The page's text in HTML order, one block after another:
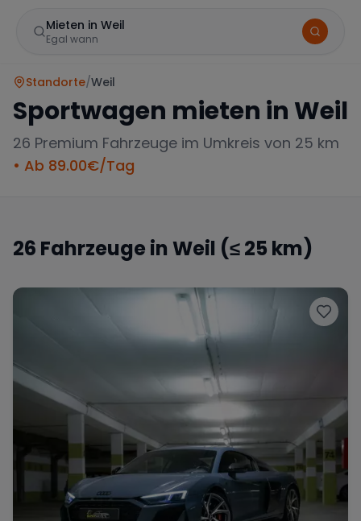
Mieten in Weil
Egal wann
BMW
Lamborghini
McLaren Jaguar
Wann
Zeitraum wählen
Standorte/Weil
Sportwagen mieten in Weil
26 Premium Fahrzeuge im Umkreis von 25 km
• Ab 89.00€/Tag
26 Fahrzeuge in Weil (≤ 25 km)